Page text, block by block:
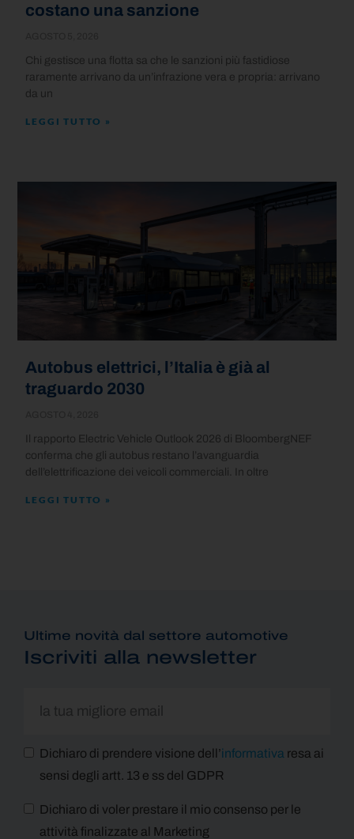
costano una sanzione
Chi gestisce una flotta sa che le sanzioni più fastidiose
raramente arrivano da un’infrazione vera e propria: arrivano
da un
LEGGI TUTTO »
Autobus elettrici, l’Italia è già al
traguardo 2030
Il rapporto Electric Vehicle Outlook 2026 di BloombergNEF
conferma che gli autobus restano l’avanguardia
dell’elettrificazione dei veicoli commerciali. In oltre
LEGGI TUTTO »
Ultime novità dal settore automotive
Iscriviti alla newsletter
Dichiaro di prendere visione dell’informativa resa ai
sensi degli artt. 13 e ss del GDPR
Dichiaro di voler prestare il mio consenso per le
attività finalizzate al Marketing